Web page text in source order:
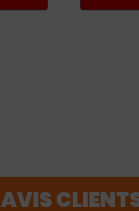
produit
AVIS